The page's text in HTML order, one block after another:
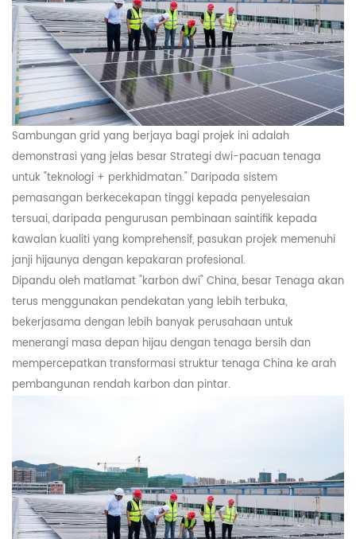
Sambungan grid yang berjaya bagi projek ini adalah
demonstrasi yang jelas besar Strategi dwi-pacuan tenaga
untuk "teknologi + perkhidmatan." Daripada sistem
pemasangan berkecekapan tinggi kepada penyelesaian
tersuai, daripada pengurusan pembinaan saintifik kepada
kawalan kualiti yang komprehensif, pasukan projek memenuhi
janji hijaunya dengan kepakaran profesional.
Dipandu oleh matlamat "karbon dwi" China, besarTenaga akan
terus menggunakan pendekatan yang lebih terbuka,
bekerjasama dengan lebih banyak perusahaan untuk
menerangi masa depan hijau dengan tenaga bersih dan
mempercepatkan transformasi struktur tenaga China ke arah
pembangunan rendah karbon dan pintar.